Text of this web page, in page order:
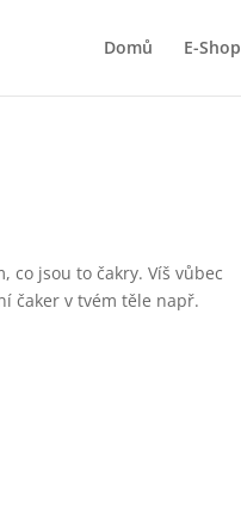
Domů E-Shop
co jsou to čakry. Víš vůbec
čaker v tvém těle např.